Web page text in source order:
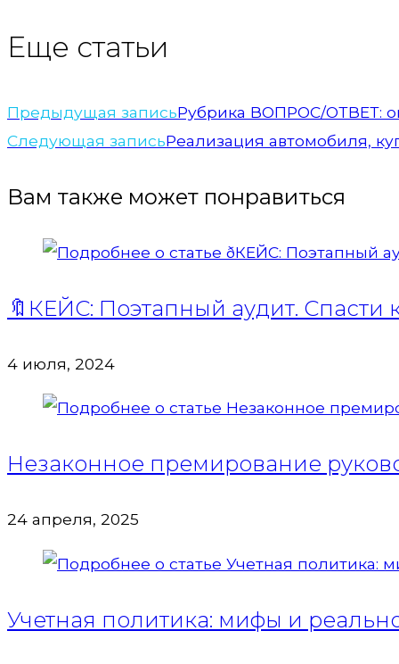
Еще статьи
Предыдущая записьРубрика ВОПРОС/ОТВЕТ:
Следующая записьРеализация автомобиля,
Вам также может понравиться
🔖КЕЙС: Поэтапный аудит.
4 июля, 2024
Незаконное премирование
24 апреля, 2025
Учетная политика: мифы и